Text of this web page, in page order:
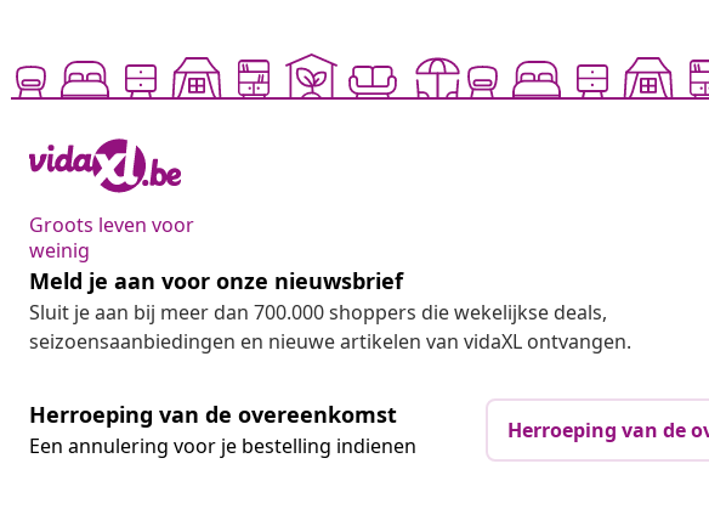
Groots leven voor
weinig
Meld je aan voor onze nieuwsbrief
Sluit je aan bij meer dan 700.000 shoppers die wekelijkse deals,
seizoensaanbiedingen en nieuwe artikelen van vidaXL ontvangen.
Herroeping van de overeenkomst
Een annulering voor je bestelling indienen
Herroeping van de